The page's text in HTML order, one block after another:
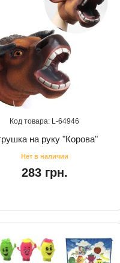
64946
на руку "Корова"
283 грн.